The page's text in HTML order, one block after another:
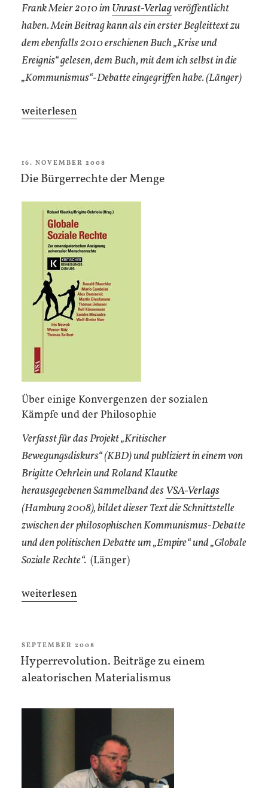
Frank Meier 2010 im Unrast-Verlagveröffentlicht
haben. Mein Beitrag kann als ein erster Begleittext zu
dem ebenfalls 2010 erschienen Buch „Krise und
Ereignis“ gelesen, dem Buch, mit dem ich selbst in die
„Kommunismus“-Debatte eingegriffen habe. (Länger)
„Figurationen
Bindung“
weiterlesen
VERÖFFENTLICHT
AM
16. NOVEMBER 2008
Die Bürgerrechte der Menge
Über einige Konvergenzen der sozialen
Kämpfe und der Philosophie
Verfasst für das Projekt „Kritischer
Bewegungsdiskurs“ (KBD) und publiziert in einem von
Brigitte Oehrlein und Roland Klautke
herausgegebenen Sammelband desVSA-Verlags
(Hamburg 2008), bildet dieser Text die Schnittstelle
zwischen der philosophischen Kommunismus-Debatte
und den politischen Debatte um „Empire“ und „Globale
Soziale Rechte“. (Länger)
„Die
Menge“
weiterlesen
VERÖFFENTLICHT
AM
SEPTEMBER 2008
Hyperrevolution. Beiträge zu einem
aleatorischen Materialismus